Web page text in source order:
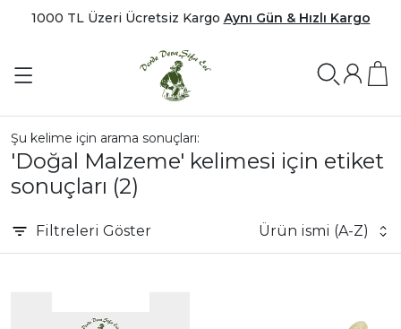
1000 TL Üzeri Ücretsiz Kargo Aynı Gün & Hızlı Kargo
Şu kelime için arama sonuçları:
'Doğal Malzeme' kelimesi için etiket
sonuçları (2)
Filtreleri Göster Ürün ismi (A-Z)